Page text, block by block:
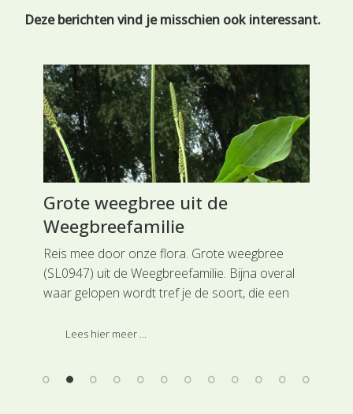
Deze berichten vind je misschien ook interessant.
Grote weegbree uit de
Weegbreefamilie
Reis mee door onze flora. Grote weegbree
(SL0947) uit de Weegbreefamilie. Bijna overal
waar gelopen wordt tref je de soort, die een
Lees hier meer ...